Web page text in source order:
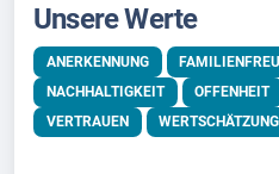
Unsere Werte
ANERKENNUNG
NACHHALTIGKEIT
OFFENHEIT
VERTRAUEN
WERTSCHÄTZUNG